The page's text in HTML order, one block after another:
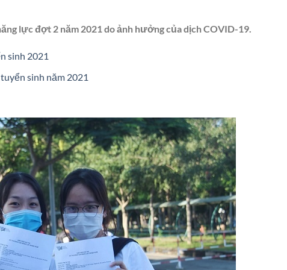
lực đợt 2 năm 2021 do ảnh hưởng của dịch COVID-19.
sinh 2021
sinh năm 2021